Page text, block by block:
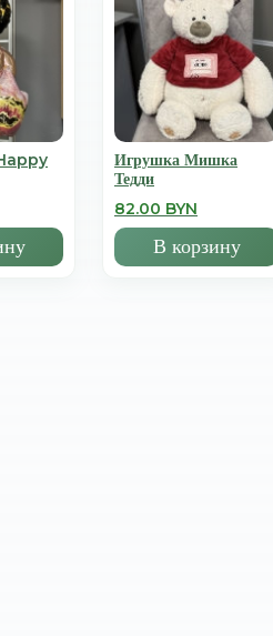
Игрушка Мишка
Тедди
82.00 BYN
В корзину